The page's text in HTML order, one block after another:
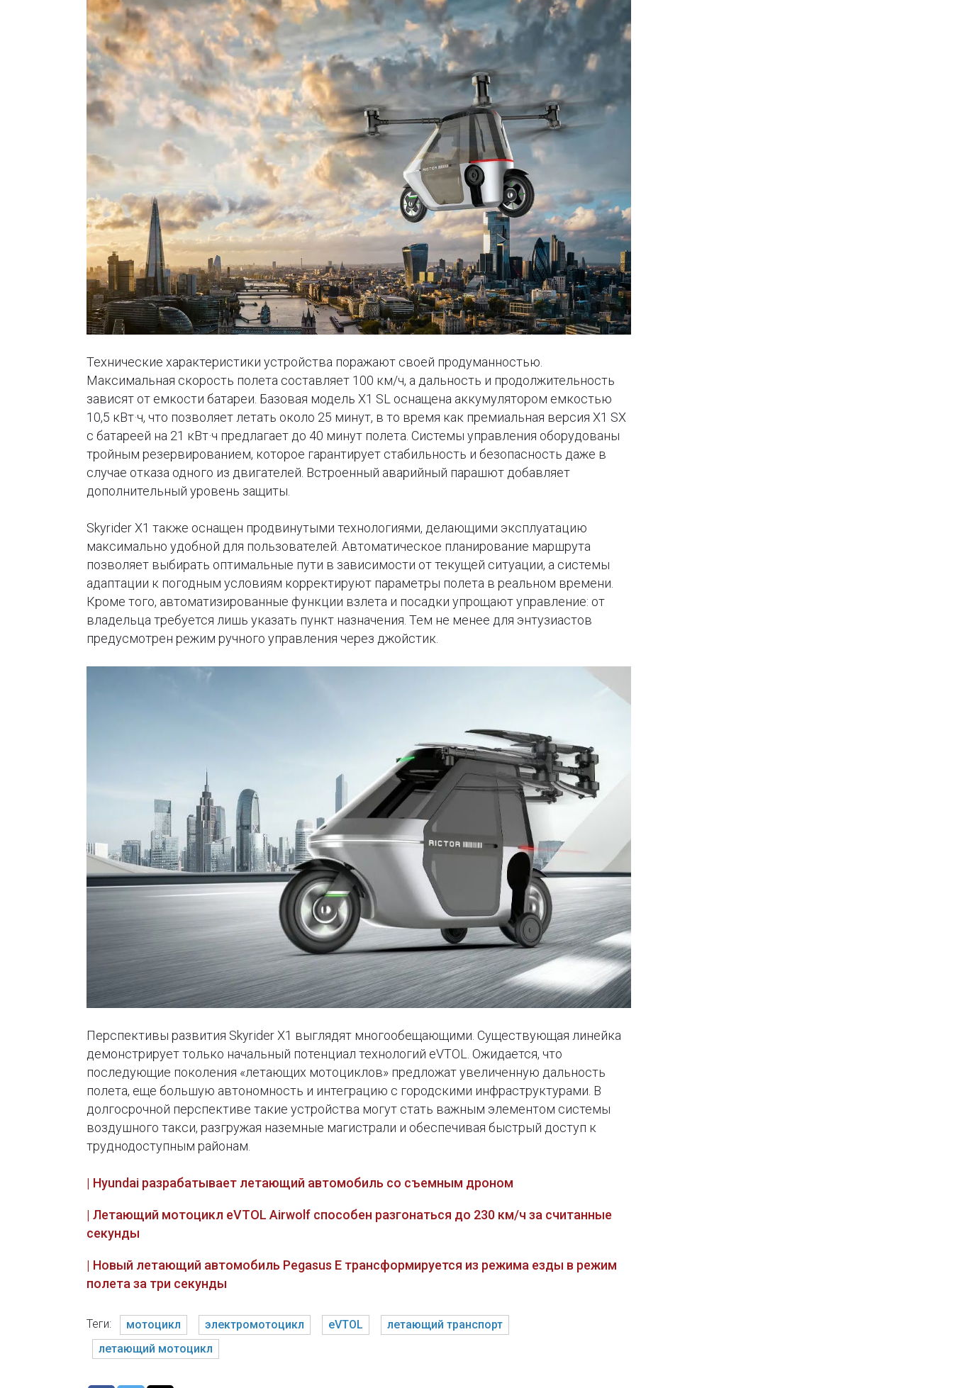
Технические характеристики устройства поражают своей продуманностью.
Максимальная скорость полета составляет 100 км/ч, а дальность и продолжительность
зависят от емкости батареи. Базовая модель X1 SL оснащена аккумулятором емкостью
10,5 кВт·ч, что позволяет летать около 25 минут, в то время как премиальная версия X1 SX
с батареей на 21 кВт·ч предлагает до 40 минут полета. Системы управления оборудованы
тройным резервированием, которое гарантирует стабильность и безопасность даже в
случае отказа одного из двигателей. Встроенный аварийный парашют добавляет
дополнительный уровень защиты.
Skyrider X1 также оснащен продвинутыми технологиями, делающими эксплуатацию
максимально удобной для пользователей. Автоматическое планирование маршрута
позволяет выбирать оптимальные пути в зависимости от текущей ситуации, а системы
адаптации к погодным условиям корректируют параметры полета в реальном времени.
Кроме того, автоматизированные функции взлета и посадки упрощают управление: от
владельца требуется лишь указать пункт назначения. Тем не менее для энтузиастов
предусмотрен режим ручного управления через джойстик.
Перспективы развития Skyrider X1 выглядят многообещающими. Существующая линейка
демонстрирует только начальный потенциал технологий eVTOL. Ожидается, что
последующие поколения «летающих мотоциклов» предложат увеличенную дальность
полета, еще большую автономность и интеграцию с городскими инфраструктурами. В
долгосрочной перспективе такие устройства могут стать важным элементом системы
воздушного такси, разгружая наземные магистрали и обеспечивая быстрый доступ к
труднодоступным районам.
| Hyundai разрабатывает летающий автомобиль со съемным дроном
| Летающий мотоцикл eVTOL Airwolf способен разгонаться до 230 км/ч за считанные
секунды
| Новый летающий автомобиль Pegasus E трансформируется из режима езды в режим
полета за три секунды
Теги: мотоцикл электромотоцикл eVTOL
летающий транспорт
летающий мотоцикл